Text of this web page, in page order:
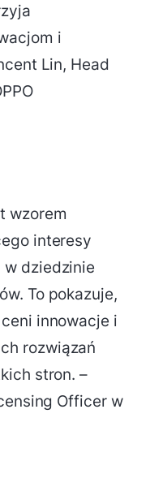
i
Lin, Head
wzorem
interesy
dziedzinie
To pokazuje,
innowacje i
rozwiązań
stron. –
Officer w